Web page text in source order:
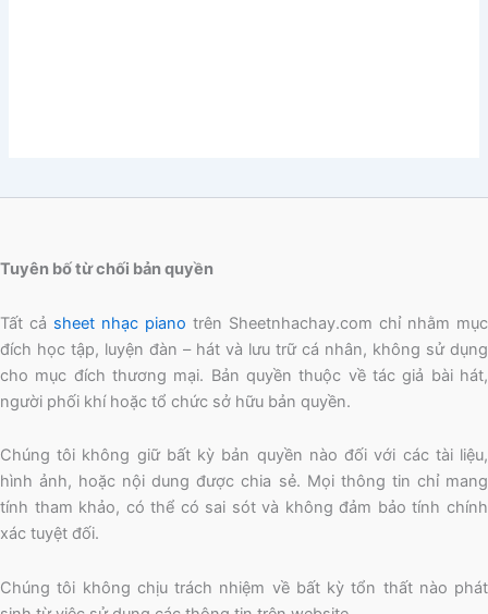
Tuyên bố từ chối bản quyền
Tất cả sheet nhạc piano trên Sheetnhachay.com chỉ nhằm mục
đích học tập, luyện đàn – hát và lưu trữ cá nhân, không sử dụng
cho mục đích thương mại. Bản quyền thuộc về tác giả bài hát,
người phối khí hoặc tổ chức sở hữu bản quyền.
Chúng tôi không giữ bất kỳ bản quyền nào đối với các tài liệu,
hình ảnh, hoặc nội dung được chia sẻ. Mọi thông tin chỉ mang
tính tham khảo, có thể có sai sót và không đảm bảo tính chính
xác tuyệt đối.
Chúng tôi không chịu trách nhiệm về bất kỳ tổn thất nào phát